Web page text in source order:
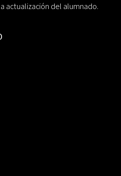
actualización del alumnado.